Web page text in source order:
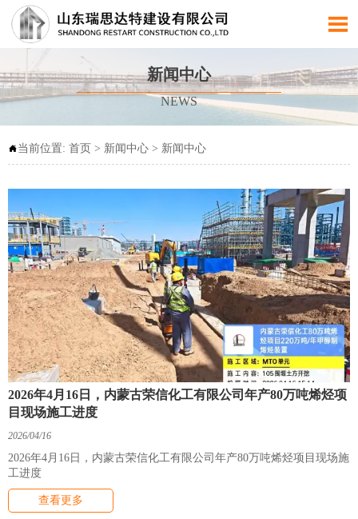

新闻中心
NEWS
当前位置: 首页 > 新闻中心 > 新闻中心
2026年4月16日，内蒙古荣信化工有限公司年产80万吨烯烃项
目现场施工进度
2026/04/16
2026年4月16日，内蒙古荣信化工有限公司年产80万吨烯烃项目现场施
工进度
查看更多